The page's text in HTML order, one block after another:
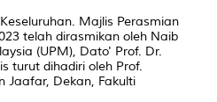
Majlis Perasmian
telah dirasmikan oleh Naib
(UPM), Dato' Prof. Dr.
turut dihadiri oleh Prof.
Jaafar, Dekan, Fakulti